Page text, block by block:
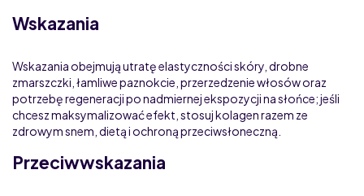
Wskazania
Wskazania obejmują utratę elastyczności skóry, drobne
zmarszczki, łamliwe paznokcie, przerzedzenie włosów oraz
potrzebę regeneracji po nadmiernej ekspozycji na słońce; jeśli
chcesz maksymalizować efekt, stosuj kolagen razem ze
zdrowym snem, dietą i ochroną przeciwsłoneczną.
Przeciwwskazania